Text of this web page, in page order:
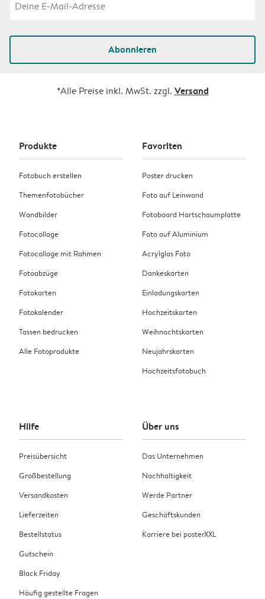
Abonnieren
*Alle Preise inkl. MwSt. zzgl. Versand
Produkte
Fotobuch erstellen
Themenfotobücher
Wandbilder
Fotocollage
Fotocollage mit Rahmen
Fotoabzüge
Fotokarten
Fotokalender
Tassen bedrucken
Alle Fotoprodukte
Favoriten
Poster drucken
Foto auf Leinwand
Fotoboard Hartschaumplatte
Foto auf Aluminium
Acrylglas Foto
Dankeskarten
Einladungskarten
Hochzeitskarten
Weihnachtskarten
Neujahrskarten
Hochzeitsfotobuch
Hilfe
Preisübersicht
Großbestellung
Versandkosten
Lieferzeiten
Bestellstatus
Gutschein
Black Friday
Häufig gestellte Fragen
Über uns
Das Unternehmen
Nachhaltigkeit
Werde Partner
Geschäftskunden
Karriere bei posterXXL